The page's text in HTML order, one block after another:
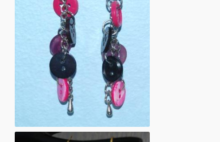
Øreringe af knapper